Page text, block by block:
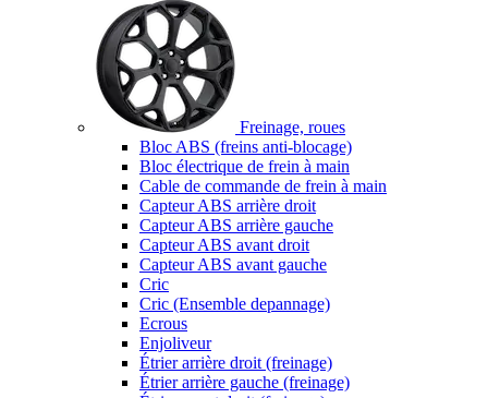
Freinage, roues
Bloc ABS (freins anti-blocage)
Bloc électrique de frein à main
Cable de commande de frein à main
Capteur ABS arrière droit
Capteur ABS arrière gauche
Capteur ABS avant droit
Capteur ABS avant gauche
Cric
Cric (Ensemble depannage)
Ecrous
Enjoliveur
Étrier arrière droit (freinage)
Étrier arrière gauche (freinage)